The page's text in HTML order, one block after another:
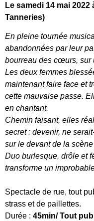
Le samedi 14 mai
Tanneries)
En pleine tournée
abandonnées par leur
bourreau des cœurs, sur
Les deux femmes
maintenant faire face et
cette mauvaise passe.
en chantant.
Chemin faisant, elles
secret : devenir, ne
sur le devant de la scène
Duo burlesque, drôle et
transforme un
Spectacle de rue, tout
strass et de paillettes.
Durée : 45min/ Tout